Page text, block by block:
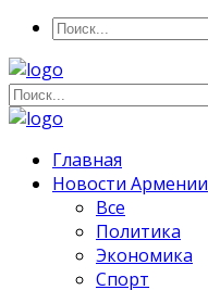
Главная
Новости Армении
Все
Политика
Экономика
Спорт